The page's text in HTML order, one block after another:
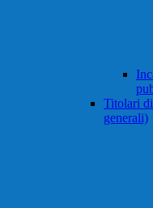
Titolari
generali)